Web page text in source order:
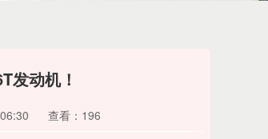
发动机！
查看：196